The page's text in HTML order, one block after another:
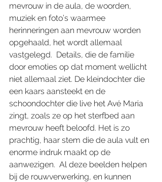
mevrouw in de aula, de woorden,
muziek en foto’s waarmee
herinneringen aan mevrouw worden
opgehaald, het wordt allemaal
vastgelegd.  Details, die de familie
door emoties op dat moment wellicht
niet allemaal ziet. De kleindochter die
een kaars aansteekt en de
schoondochter die live het Avé Maria
zingt, zoals ze op het sterfbed aan
mevrouw heeft beloofd. Het is zo
prachtig, haar stem die de aula vult en
enorme indruk maakt op de
aanwezigen.  Al deze beelden helpen
bij de rouwverwerking, en kunnen